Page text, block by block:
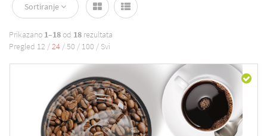
Sortiranje
Prikazano 1–18 od 18 rezultata
Pregled 12 /24 /50 / 100 / Svi